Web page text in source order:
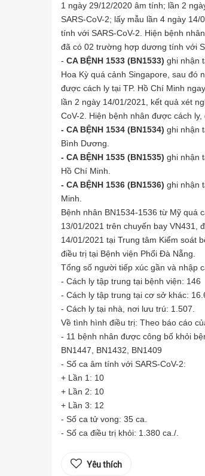
1 ngày 29/12/2020 âm tính; lần 2
SARS-CoV-2; lấy mẫu lần 4 ngày
tính với SARS-CoV-2. Hiện bệnh
đã có 02 trường hợp dương tính với
- CA BỆNH 1533 (BN1533) ghi nhận
Hoa Kỳ quá cảnh Singapore, sau đó
được cách ly tại TP. Hồ Chí Minh
lần 2 ngày 14/01/2021, kết quả xét
CoV-2. Hiện bệnh nhân được cách
- CA BỆNH 1534 (BN1534) ghi nhận
Bình Dương.
- CA BỆNH 1535 (BN1535) ghi nhận
Hồ Chí Minh.
- CA BỆNH 1536 (BN1536) ghi nhận
Minh.
Bệnh nhân BN1534-1536 từ Mỹ quá
13/01/2021 trên chuyến bay VN431,
14/01/2021 tại Trung tâm Kiểm soát
điều trị tại Bệnh viện Phổi Đà Nẵng.
Tổng số người tiếp xúc gần và nhập
- Cách ly tập trung tại bệnh viện: 146
- Cách ly tập trung tại cơ sở khác:
- Cách ly tại nhà, nơi lưu trú: 1.507.
Về tình hình điều trị: Theo báo cáo
- 11 bệnh nhân được công bố khỏi
BN1447, BN1432, BN1409
- Số ca âm tính với SARS-CoV-2:
+ Lần 1: 10
+ Lần 2: 10
+ Lần 3: 12
- Số ca tử vong: 35 ca.
- Số ca điều trị khỏi: 1.380 ca./.
Yêu thích